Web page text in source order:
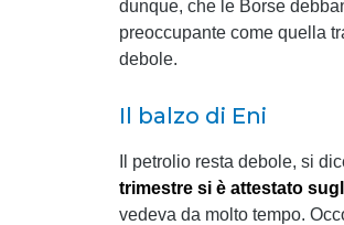
dunque, che le Borse
preoccupante come quella
debole.
Il balzo di Eni
Il petrolio resta debole, si
trimestre si è attestato
vedeva da molto tempo.